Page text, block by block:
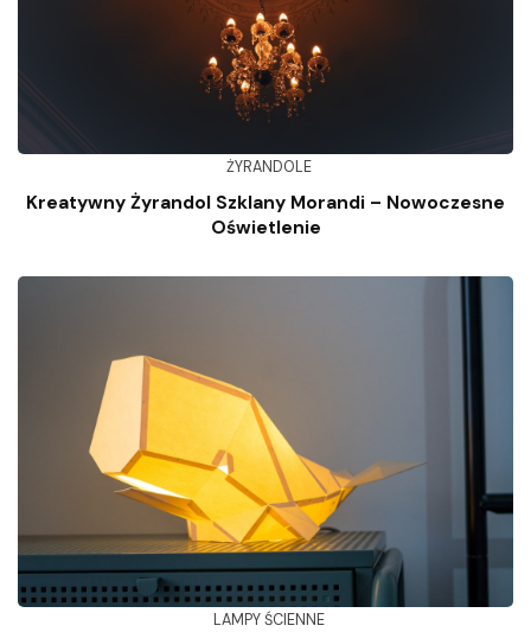
ŻYRANDOLE
Kreatywny Żyrandol Szklany Morandi – Nowoczesne
Oświetlenie
LAMPY ŚCIENNE